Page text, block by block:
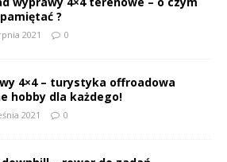
?
2021 0
4×4 – turystyka offroadowa
hobby dla każdego!
2021 0